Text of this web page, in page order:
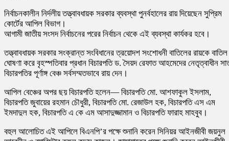
নির্বাচনকালীন নির্দলীয় তত্ত্বাবধায়ক সরকার ব্যবস্থা পুনর্বহালের রায় দিয়েছেন সুপ্রিম
কোর্টের আপিল বিভাগ।
আগামী জাতীয় সংসদ নির্বাচনের পরের নির্বাচন থেকে এই ব্যবস্থা কার্যকর হবে।
তত্ত্বাবধায়ক সরকার সংক্রান্ত সংবিধানের ত্রয়োদশ সংশোধনী বাতিলের রায়কে বাতিল
ঘোষণা করে বৃহস্পতিবার প্রধান বিচারপতি ড. সৈয়দ রেফাত আহমেদের নেতৃত্বাধীন
বিচারপতির পূর্ণাঙ্গ বেঞ্চ সর্বসম্মতভাবে রায় দেন।
আপিল বেঞ্চের অপর ছয় বিচারপতি হলেন— বিচারপতি মো. আশফাকুল ইসলাম,
বিচারপতি জুবায়ের রহমান চৌধুরী, বিচারপতি মো. রেজাউল হক, বিচারপতি এস এম
ইমদাদুল হক, বিচারপতি এ কে এম আসাদুজ্জামান ও বিচারপতি ফারাহ মাহবুব।
বহুল আলোচিত এই আপিলে বিএনপি’র পক্ষে শুনানি করেন সিনিয়র আইনজীবী জয়নুল